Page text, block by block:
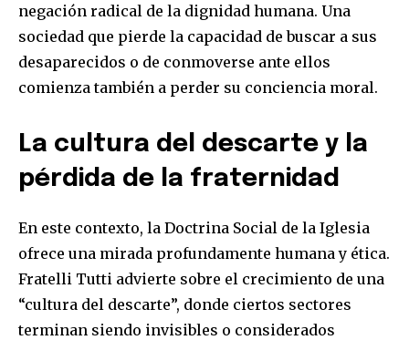
negación radical de la dignidad humana. Una
sociedad que pierde la capacidad de buscar a sus
desaparecidos o de conmoverse ante ellos
comienza también a perder su conciencia moral.
La cultura del descarte y la
pérdida de la fraternidad
En este contexto, la Doctrina Social de la Iglesia
ofrece una mirada profundamente humana y ética.
Fratelli Tutti advierte sobre el crecimiento de una
“cultura del descarte”, donde ciertos sectores
terminan siendo invisibles o considerados